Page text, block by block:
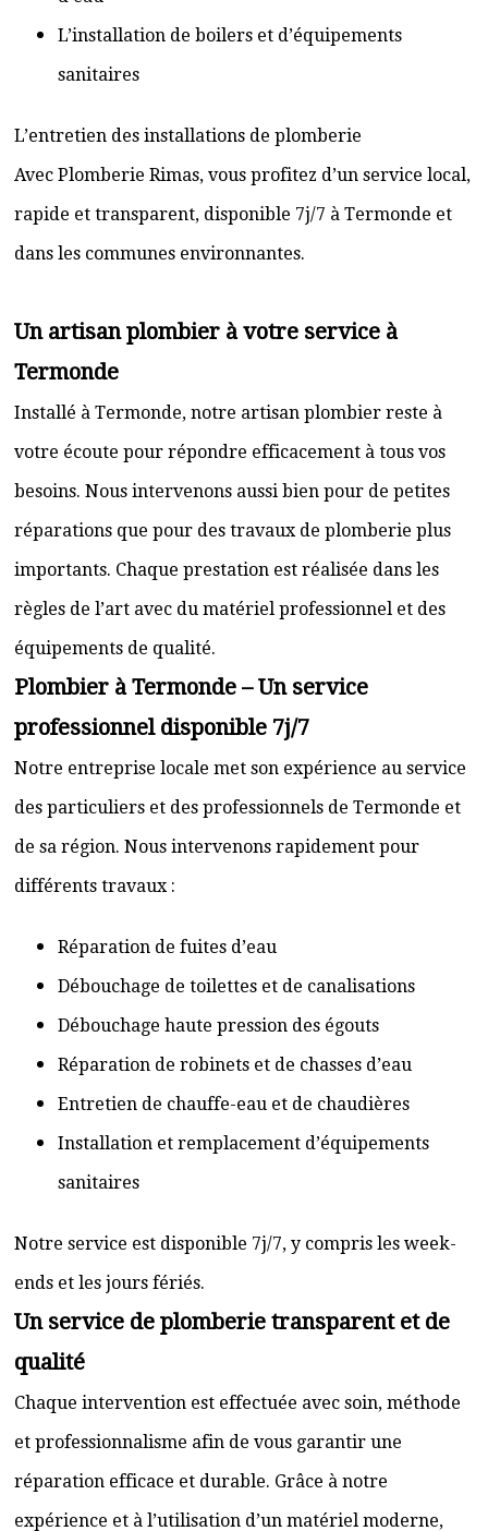
L’installation de boilers et d’équipements
sanitaires
L’entretien des installations de plomberie
Avec Plomberie Rimas, vous profitez d’un service local,
rapide et transparent, disponible 7j/7 à Termonde et
dans les communes environnantes.
Un artisan plombier à votre service à
Termonde
Installé à Termonde, notre artisan plombier reste à
votre écoute pour répondre efficacement à tous vos
besoins. Nous intervenons aussi bien pour de petites
réparations que pour des travaux de plomberie plus
importants. Chaque prestation est réalisée dans les
règles de l’art avec du matériel professionnel et des
équipements de qualité.
Plombier à Termonde – Un service
professionnel disponible 7j/7
Notre entreprise locale met son expérience au service
des particuliers et des professionnels de Termonde et
de sa région. Nous intervenons rapidement pour
différents travaux :
Réparation de fuites d’eau
Débouchage de toilettes et de canalisations
Débouchage haute pression des égouts
Réparation de robinets et de chasses d’eau
Entretien de chauffe-eau et de chaudières
Installation et remplacement d’équipements
sanitaires
Notre service est disponible 7j/7, y compris les week-
ends et les jours fériés.
Un service de plomberie transparent et de
qualité
Chaque intervention est effectuée avec soin, méthode
et professionnalisme afin de vous garantir une
réparation efficace et durable. Grâce à notre
expérience et à l’utilisation d’un matériel moderne,